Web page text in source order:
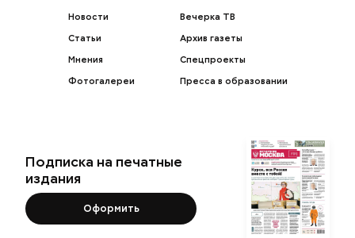
Новости
Статьи
Мнения
Фотогалереи
Вечерка ТВ
Архив газеты
Спецпроекты
Пресса в образовании
Подписка на печатные
издания
Оформить